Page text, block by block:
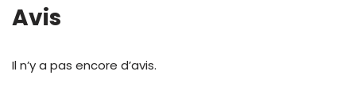
Avis
Il n’y a pas encore d’avis.